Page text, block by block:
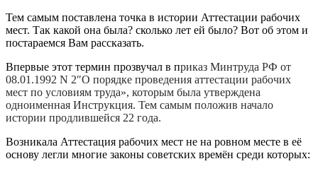
Тем самым поставлена точка в истории Аттестации рабочих
мест. Так какой она была? сколько лет ей было? Вот об этом и
постараемся Вам рассказать.
Впервые этот термин прозвучал в приказ Минтруда РФ от
08.01.1992 N 2″О порядке проведения аттестации рабочих
мест по условиям труда», которым была утверждена
одноименная Инструкция. Тем самым положив начало
истории продлившейся 22 года.
Возникала Аттестация рабочих мест не на ровном месте в её
основу легли многие законы советских времён среди которых: